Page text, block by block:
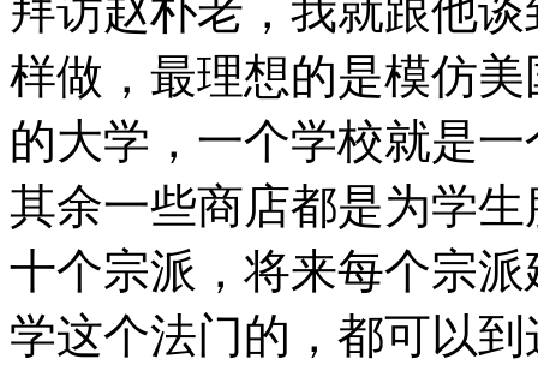
拜访赵朴老，我就跟他
样做，最理想的是模仿
的大学，一个学校就是
其余一些商店都是为学
十个宗派，将来每个宗
学这个法门的，都可以